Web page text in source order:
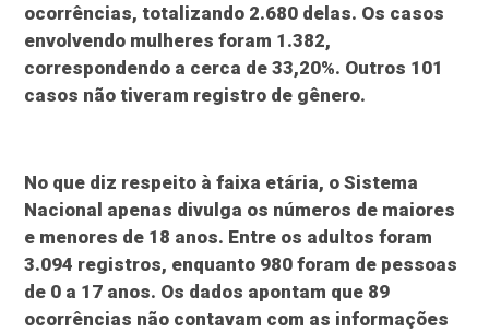
ocorrências, totalizando 2.680 delas. Os casos
envolvendo mulheres foram 1.382,
correspondendo a cerca de 33,20%. Outros 101
casos não tiveram registro de gênero.
No que diz respeito à faixa etária, o Sistema
Nacional apenas divulga os números de maiores
e menores de 18 anos. Entre os adultos foram
3.094 registros, enquanto 980 foram de pessoas
de 0 a 17 anos. Os dados apontam que 89
ocorrências não contavam com as informações